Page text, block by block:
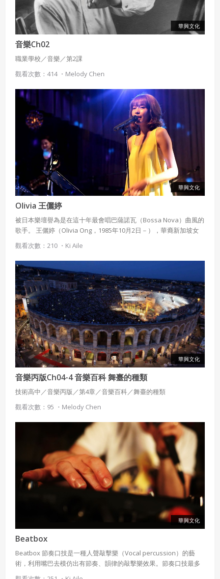
華興文化
音樂Ch02
職業學校／音樂／第2課
觀看次數：414 ・ Melody Chen
華興文化
Olivia 王儷婷
被日本樂壇譽為是在這十年最會唱巴薩諾瓦（Bossa Nova）曲風的
歌手。 王儷婷（Olivia Ong，1985年10月2日－），華裔新加坡女
歌手，以演唱英語歌與日語歌為主，亦有少量的華語歌曲。
觀看次數：210 ・ Ki Aile
華興文化
音樂丙版Ch04-4 音樂百科 舞臺的種類
技術高中／音樂丙版／第4章／音樂百科／舞臺的種類
觀看次數：95 ・ Melody Chen
華興文化
Beatbox
Beatbox 節奏口技是一種人聲敲擊樂（Vocal percussion）的藝
術，利用嘴巴去模仿出有節奏、韻律的敲擊樂效果。節奏口技最多
使用 Facebook 帳號登入
使用 Facebook 帳號註冊
使用 Google 帳號註冊
已閱讀使用條款和隱私政策
已經有註冊帳號了嗎？點擊立刻登入
緣會員有意願吉寶知識系統（本系統），經註冊本
一、定義條款
授權內容：係指吉寶系統有限公司（吉寶系統公司）所有或
經授權使用而置放於吉寶知識系統網站或系統內之著作物。
衍生著作：係指就授權內容改作之創作。
二、會員規範
會員同意遵守本系統之會員規範、著作權條款及隱私權政
策。
三、著作權授權
會員得於本系統內使用授權內容，除經著作權人有標示採取
似方法流通授權內容。
本系統防盜拷措施或類似措施，會員不得予以破解、破壞或
以其他方法規避。
會員使用本系統之費用，由吉寶系統公司定之並按月收取。
吉寶系統公司得不定期公告與調整費用。
會員享有其創作之衍生著作的著作權，但會員同意吉寶系統
公司得於該著作權存續期間內無償使用，包括再授權之權
五、聲明保證
我同意上述會員條款